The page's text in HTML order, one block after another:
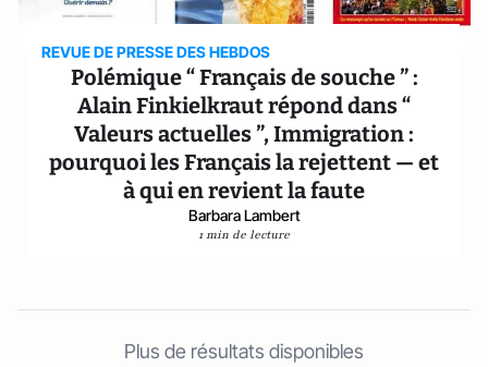
REVUE DE PRESSE DES HEBDOS
Polémique “ Français de souche ” :
Alain Finkielkraut répond dans “
Valeurs actuelles ”, Immigration :
pourquoi les Français la rejettent — et
à qui en revient la faute
Barbara Lambert
1 min de lecture
Plus de résultats disponibles